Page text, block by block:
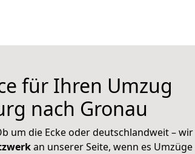
für Ihren Umzug
nach Gronau
um die Ecke oder deutschlandweit – wir
an unserer Seite, wenn es Umzüge